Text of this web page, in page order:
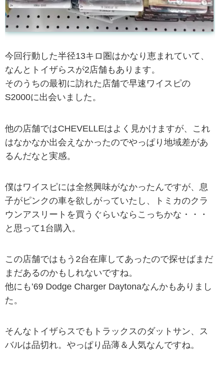
今回行動した半径13キロ圏はかなり恵まれていて、
なんとトイザらスが2店舗もあります。
そのうちの最初に訪れた店舗で早速ワイスピの
S2000に出会いました。
他の店舗ではCHEVELLEはよく見かけますが、これ
はなかなか出会えなかったのでやっぱり地域差があ
るんだなと実感。
僕はワイスピには全然興味がなかったんですが、息
子がピンクの車を欲しがっていたし、トミカのクラ
ウンアスリートを買うぐらいならこっちかな・・・
と思って1台購入。
この店舗ではもう2台在庫してあったので探せばまだ
まだあるのかもしれないですね。
他にも’69 Dodge Charger Daytonaなんかもありまし
た。
そんなトイザらスでもトラックスのダットサン、ス
バルは品切れ。やっぱり品薄＆人気なんですね。